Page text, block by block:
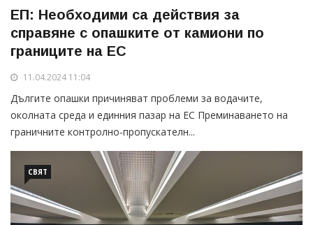
ЕП: Необходими са действия за
справяне с опашките от камиони по
границите на ЕС
11.04.2024 11:04
Дългите опашки причиняват проблеми за водачите,
околната среда и единния пазар на ЕС Преминаването на
граничните контролно-пропускателн...
СВЯТ